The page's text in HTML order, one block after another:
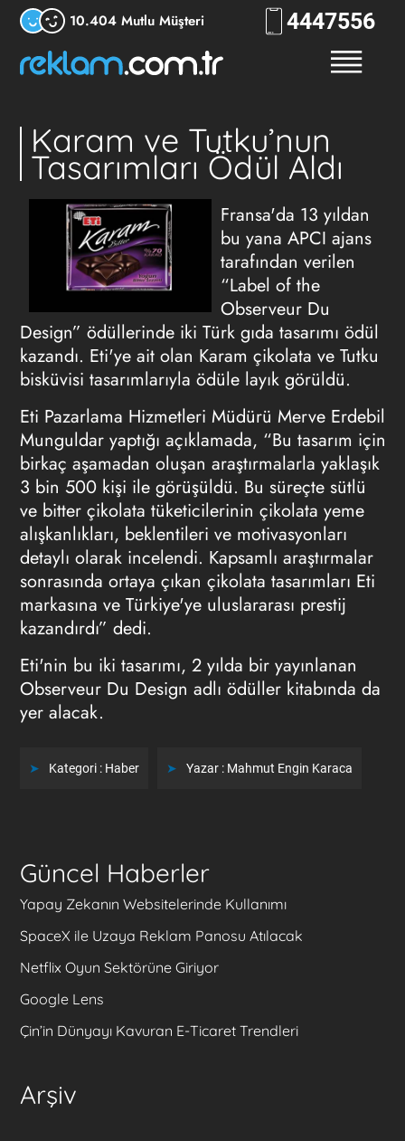
10.404 Mutlu Müşteri 4447556
Karam ve Tutku’nun
Tasarımları Ödül Aldı
Fransa'da 13 yıldan
bu yana APCI ajans
tarafından verilen
“Label of the
Observeur Du
Design” ödüllerinde iki Türk gıda tasarımı ödül
kazandı. Eti'ye ait olan Karam çikolata ve Tutku
bisküvisi tasarımlarıyla ödüle layık görüldü.
Eti Pazarlama Hizmetleri Müdürü Merve Erdebil
Munguldar yaptığı açıklamada, “Bu tasarım için
birkaç aşamadan oluşan araştırmalarla yaklaşık
3 bin 500 kişi ile görüşüldü. Bu süreçte sütlü
ve bitter çikolata tüketicilerinin çikolata yeme
alışkanlıkları, beklentileri ve motivasyonları
detaylı olarak incelendi. Kapsamlı araştırmalar
sonrasında ortaya çıkan çikolata tasarımları Eti
markasına ve Türkiye'ye uluslararası prestij
kazandırdı” dedi.
Eti'nin bu iki tasarımı, 2 yılda bir yayınlanan
Observeur Du Design adlı ödüller kitabında da
yer alacak.
Kategori : Haber Yazar : Mahmut Engin Karaca
Güncel Haberler
Yapay Zekanın Websitelerinde Kullanımı
SpaceX ile Uzaya Reklam Panosu Atılacak
Netflix Oyun Sektörüne Giriyor
Google Lens
Çin’in Dünyayı Kavuran E-Ticaret Trendleri
Arşiv